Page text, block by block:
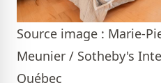
Source image : Marie-
Meunier / Sotheby's
Québec